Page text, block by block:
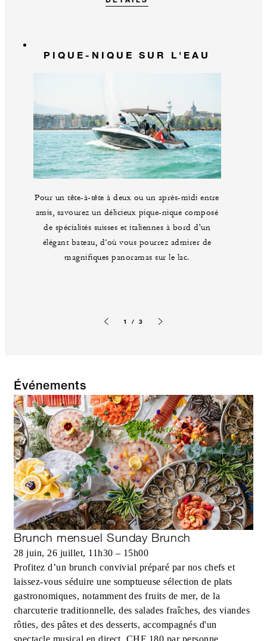
PIQUE-NIQUE SUR L'EAU
Pour un tête-à-tête à deux ou un après-midi entre
amis, savourez un délicieux pique-nique composé
de spécialités suisses et italiennes à bord d'un
élégant bateau, d’où vous pourrez admirer de
magnifiques panoramas sur le lac.
1 / 3
Événements
Brunch mensuel Sunday Brunch
28 juin, 26 juillet, 11h30 – 15h00
Profitez d’un brunch convivial préparé par nos chefs et
laissez-vous séduire une somptueuse sélection de plats
gastronomiques, notamment des fruits de mer, de la
charcuterie traditionnelle, des salades fraîches, des viandes
rôties, des pâtes et des desserts, accompagnés d'un
spectacle musical en direct. CHF 180 par personne,